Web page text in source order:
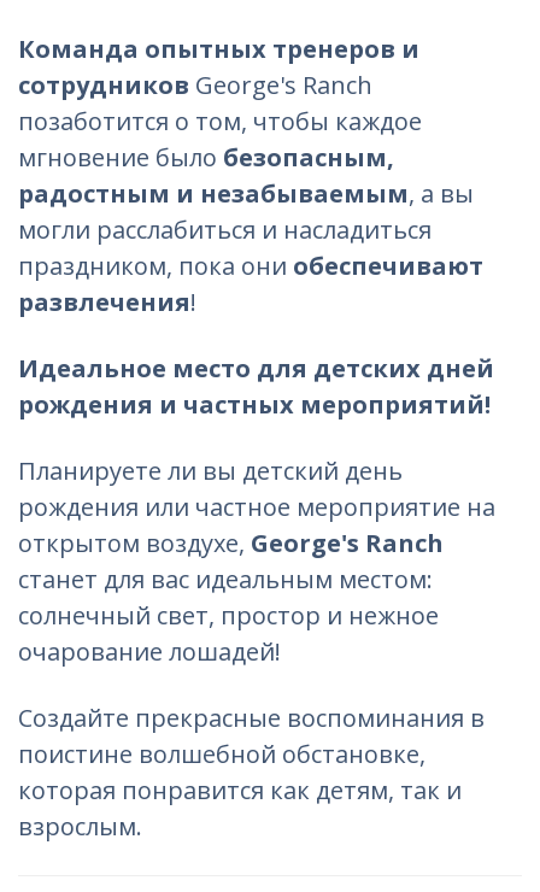
Команда опытных тренеров и
сотрудников George's Ranch
позаботится о том, чтобы каждое
мгновение было безопасным,
радостным и незабываемым, а вы
могли расслабиться и насладиться
праздником, пока они обеспечивают
развлечения!
Идеальное место для детских дней
рождения и частных мероприятий!
Планируете ли вы детский день
рождения или частное мероприятие на
открытом воздухе, George's Ranch
станет для вас идеальным местом:
солнечный свет, простор и нежное
очарование лошадей!
Создайте прекрасные воспоминания в
поистине волшебной обстановке,
которая понравится как детям, так и
взрослым.